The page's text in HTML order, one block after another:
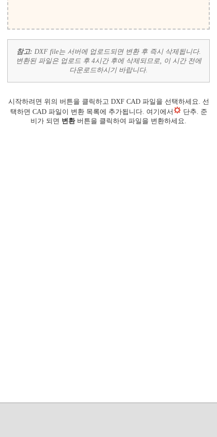
참고: DXF file는 서버에 업로드되면 변환 후 즉시 삭제됩니다.
변환된 파일은 업로드 후 4시간 후에 삭제되므로, 이 시간 전에
다운로드하시기 바랍니다.
시작하려면 위의 버튼을 클릭하고 DXF CAD 파일을 선택하세요. 선
택하면 CAD 파일이 변환 목록에 추가됩니다. 여기에서
단추. 준
비가 되면 변환버튼을 클릭하여 파일을 변환하세요.